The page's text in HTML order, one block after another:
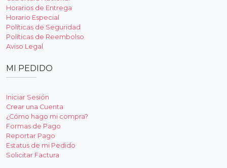
Horarios de Entrega
Horario Especial
Políticas de Seguridad
Políticas de Reembolso
Aviso Legal
MI PEDIDO
Iniciar Sesión
Crear una Cuenta
¿Cómo hago mi compra?
Formas de Pago
Reportar Pago
Estatus de mi Pedido
Solicitar Factura